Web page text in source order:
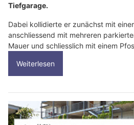
Tiefgarage.
Dabei kollidierte er zunächst mit
anschliessend mit mehreren
Mauer und schliesslich mit einem
Weiterlesen